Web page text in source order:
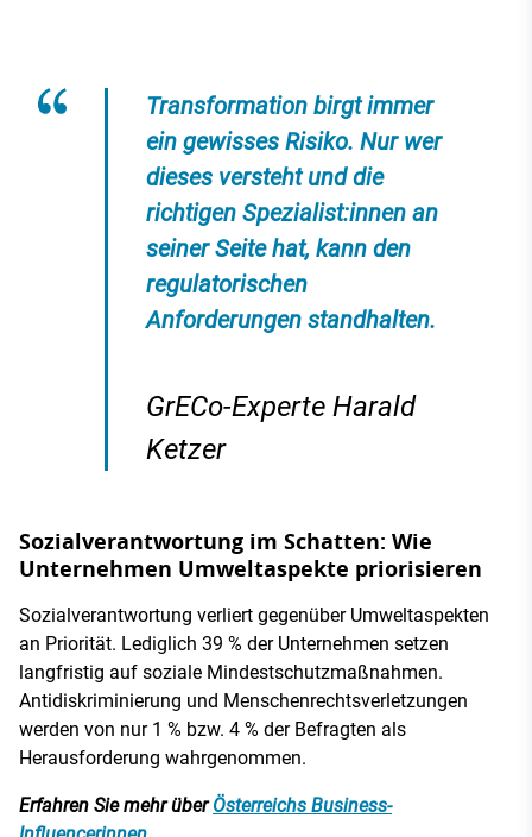
Transformation birgt immer
ein gewisses Risiko. Nur wer
dieses versteht und die
richtigen Spezialist:innen an
seiner Seite hat, kann den
regulatorischen
Anforderungen standhalten.
GrECo-Experte Harald
Ketzer
Sozialverantwortung im Schatten: Wie
Unternehmen Umweltaspekte priorisieren
Sozialverantwortung verliert gegenüber Umweltaspekten
an Priorität. Lediglich 39 % der Unternehmen setzen
langfristig auf soziale Mindestschutzmaßnahmen.
Antidiskriminierung und Menschenrechtsverletzungen
werden von nur 1 % bzw. 4 % der Befragten als
Herausforderung wahrgenommen.
Erfahren Sie mehr überÖsterreichs Business-